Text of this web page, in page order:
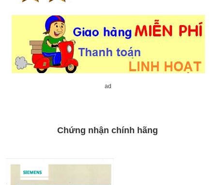
ad
Chứng nhận chính hãng